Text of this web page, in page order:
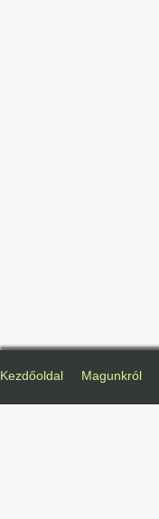
Kezdőoldal Magunkról